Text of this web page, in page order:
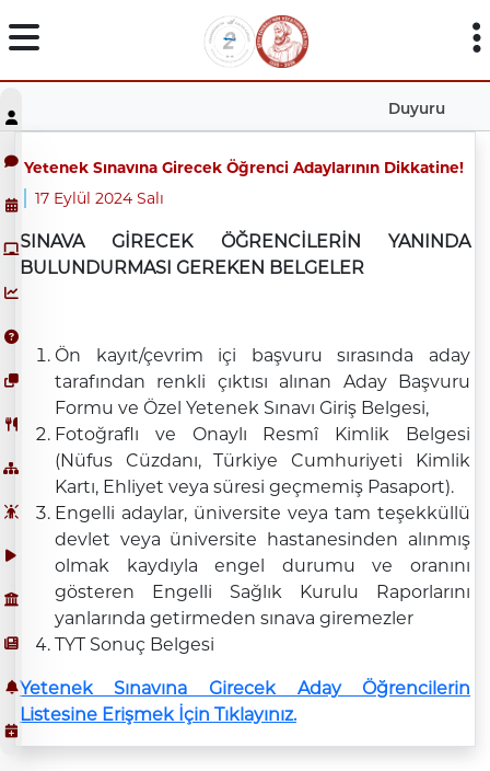
Duyuru
Yetenek Sınavına Girecek Öğrenci Adaylarının Dikkatine!
17 Eylül 2024 Salı
SINAVA GİRECEK ÖĞRENCİLERİNYANINDA
BULUNDURMASI GEREKEN BELGELER
Ön kayıt/çevrim içi başvuru sırasında aday
tarafından renkli çıktısı alınan Aday Başvuru
Formu ve Özel Yetenek Sınavı Giriş Belgesi,
Fotoğraflı ve Onaylı Resmî Kimlik Belgesi
(Nüfus Cüzdanı, Türkiye Cumhuriyeti Kimlik
Kartı, Ehliyet veya süresi geçmemiş Pasaport).
Engelli adaylar, üniversite veya tam teşekküllü
devlet veya üniversite hastanesinden alınmış
olmak kaydıyla engel durumu ve oranını
gösteren Engelli Sağlık Kurulu Raporlarını
yanlarında getirmeden sınava giremezler
TYT Sonuç Belgesi
Yetenek Sınavına Girecek Aday Öğrencilerin
Listesine Erişmek İçin Tıklayınız.